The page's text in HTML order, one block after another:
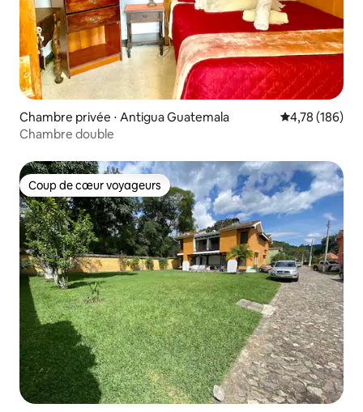
Chambre privée ⋅ Antigua Guatemala Évaluation
4,78 (186)
Chambre double
Coup de cœur voyageurs
Coup de cœur voyageurs